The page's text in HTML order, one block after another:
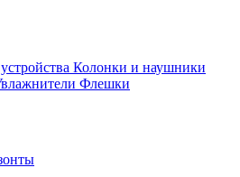
Колонки и наушники
Флешки